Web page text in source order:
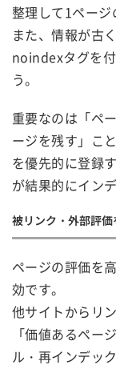
整理して1ページ
また、情報が古
noindexタグを
う。
重要なのは「ペ
ージを残す」こ
を優先的に登録
が結果的にイン
被リンク・外部評
ページの評価を
効です。
他サイトからリ
「価値あるペー
ル・再インデッ